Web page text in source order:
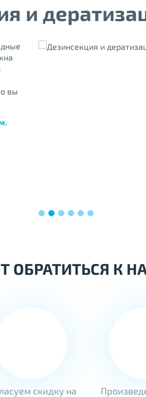
и
вы
ОБРАТИТЬСЯ К
скидку на